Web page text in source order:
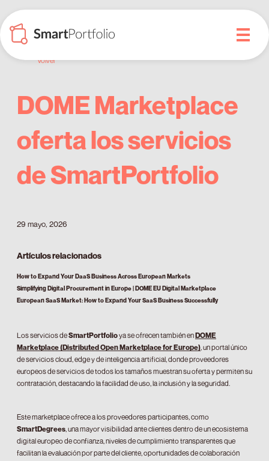
Volver
DOME Marketplace
oferta los servicios
de SmartPortfolio
29 mayo, 2026
Artículos relacionados
How to Expand Your DaaS Business Across European Markets
Simplifying Digital Procurement in Europe | DOME EU Digital Marketplace
European SaaS Market: How to Expand Your SaaS Business Successfully
Los servicios deSmartPortfolioya se ofrecen también enDOME
Marketplace (Distributed Open Marketplace for Europe), un portal único
de servicios cloud, edge y de inteligencia artificial, donde proveedores
europeos de servicios de todos los tamaños muestran su oferta y permiten su
contratación, destacando la facilidad de uso, la inclusión y la seguridad.
Este marketplace ofrece a los proveedores participantes, como
SmartDegrees, una mayor visibilidad ante clientes dentro de un ecosistema
digital europeo de confianza, niveles de cumplimiento transparentes que
facilitan la evaluación por parte del cliente, oportunidades de colaboración